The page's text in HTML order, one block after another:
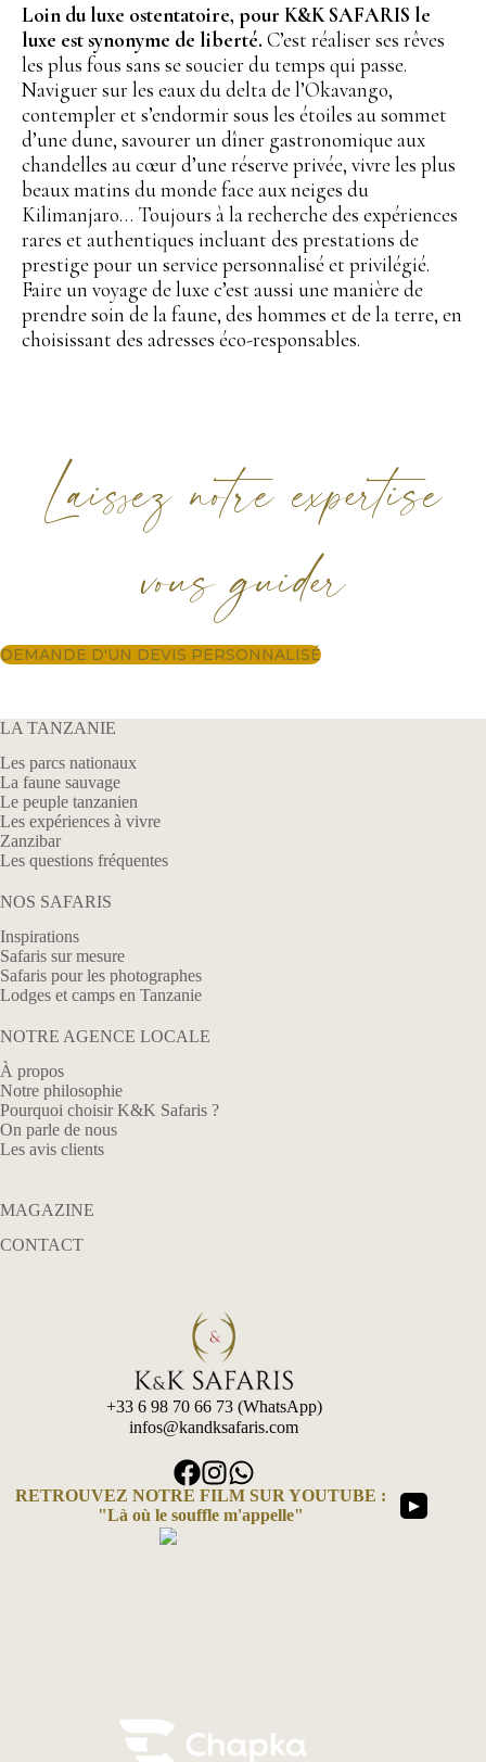
Loin du luxe ostentatoire, pour K&K SAFARIS le
luxe est synonyme de liberté. C’est réaliser ses rêves
les plus fous sans se soucier du temps qui passe.
Naviguer sur les eaux du delta de l’Okavango,
contempler et s’endormir sous les étoiles au sommet
d’une dune, savourer un dîner gastronomique aux
chandelles au cœur d’une réserve privée, vivre les plus
beaux matins du monde face aux neiges du
Kilimanjaro… Toujours à la recherche des expériences
rares et authentiques incluant des prestations de
prestige pour un service personnalisé et privilégié.
Faire un voyage de luxe c’est aussi une manière de
prendre soin de la faune, des hommes et de la terre, en
choisissant des adresses éco-responsables.
Laissez notre expertise
vous guider
DEMANDE D'UN DEVIS PERSONNALISÉ
LA TANZANIE
Les parcs nationaux
La faune sauvage
Le peuple tanzanien
Les expériences à vivre
Zanzibar
Les questions fréquentes
NOS SAFARIS
Inspirations
Safaris sur mesure
Safaris pour les photographes
Lodges et camps en Tanzanie
NOTRE AGENCE LOCALE
À propos
Notre philosophie
Pourquoi choisir K&K Safaris ?
On parle de nous
Les avis clients
MAGAZINE
CONTACT
+33 6 98 70 66 73 (WhatsApp)
infos@kandksafaris.com
RETROUVEZ NOTRE FILM SUR YOUTUBE :
"Là où le souffle m'appelle"
▶